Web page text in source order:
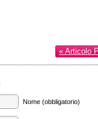
« Articolo
Nome (obbligatorio)